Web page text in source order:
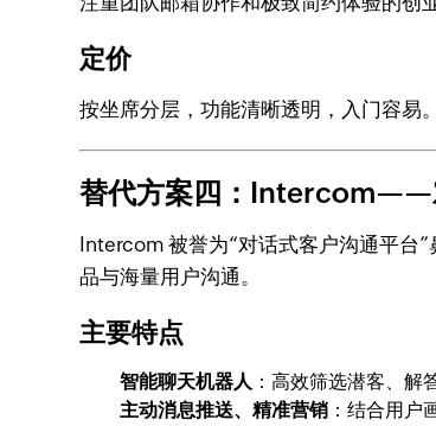
定价
按坐席分层，功能清晰透明，入门容易。
替代方案四：Intercom——
Intercom 被誉为“对话式客户沟通平台
品与海量用户沟通。
主要特点
智能聊天机器人 ：高效筛选潜客、解
主动消息推送、精准营销 ：结合用户